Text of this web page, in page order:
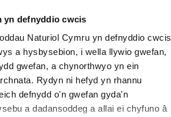
yn defnyddio cwcis
Naturiol Cymru yn defnyddio cwcis
a hysbysebion, i wella llywio gwefan,
gwefan, a chynorthwyo yn ein
Rydyn ni hefyd yn rhannu
defnydd o'n gwefan gyda'n
a dadansoddeg a allai ei chyfuno â
Rhowch eich adborth i ni.
â ni